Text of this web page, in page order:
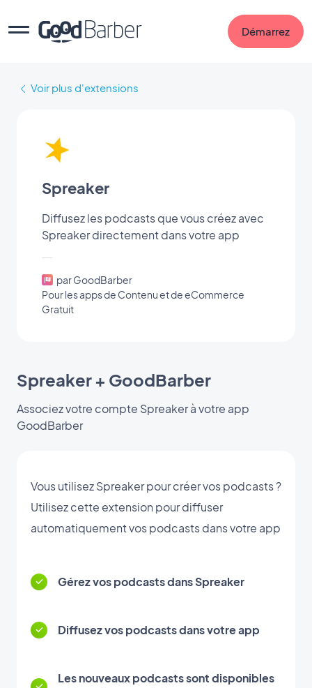
Démarrez
Voir plus d'extensions
Spreaker
Diffusez les podcasts que vous créez avec
Spreaker directement dans votre app
par GoodBarber
Pour les apps de Contenu et de eCommerce
Gratuit
Spreaker + GoodBarber
Associez votre compte Spreaker à votre app
GoodBarber
Vous utilisez Spreaker pour créer vos podcasts ?
Utilisez cette extension pour diffuser
automatiquement vos podcasts dans votre app
Gérez vos podcasts dans Spreaker
Diffusez vos podcasts dans votre app
Les nouveaux podcasts sont disponibles